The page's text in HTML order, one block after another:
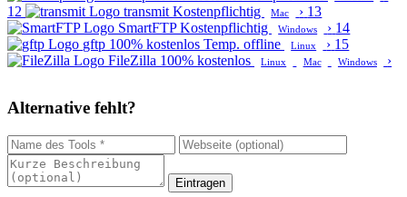
12
transmit Kostenpflichtig Mac › 13
SmartFTP Kostenpflichtig Windows › 14
gftp 100% kostenlos Temp. offline Linux › 15
FileZilla 100% kostenlos Linux Mac Windows ›
Alternative fehlt?
Eintragen